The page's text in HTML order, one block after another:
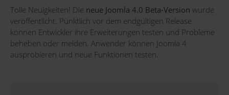
Tolle Neuigkeiten! Die neue Joomla 4.0 Beta-Version wurde
veröffentlicht. Pünktlich vor dem endgültigen Release
können Entwickler ihre Erweiterungen testen und Probleme
beheben oder melden. Anwender können Joomla 4
ausprobieren und neue Funktionen testen.